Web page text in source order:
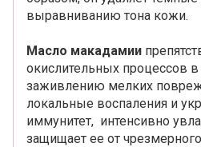
выравниванию тона кожи.
Масло макадамии
окислительных процессов в
заживлению мелких
локальные воспаления и
иммунитет, интенсивно
защищает ее от